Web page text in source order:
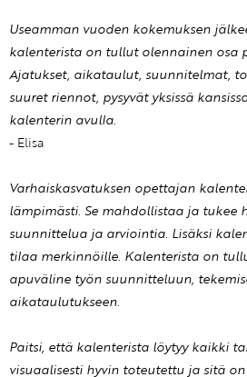
Useamman vuoden kokemuksen
kalenterista on tullut olennainen osa
Ajatukset, aikataulut, suunnitelmat,
suuret riennot, pysyvät yksissä
kalenterin avulla.
- Elisa
Varhaiskasvatuksen opettajan
lämpimästi. Se mahdollistaa ja tukee
suunnittelua ja arviointia. Lisäksi
tilaa merkinnöille. Kalenterista on
apuväline työn suunnitteluun,
aikataulutukseen.
Paitsi, että kalenterista löytyy kaikki
visuaalisesti hyvin toteutettu ja sitä